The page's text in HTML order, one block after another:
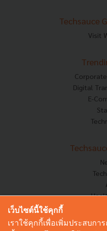
Techsauce
Visit
Digital
E-
เว็บไซต์นี้ใช้คุกกี้
เราใช้คุกกี้เพื่อเพิ่มประสบก